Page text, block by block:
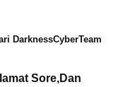
DarknessCyberTeam
Sore,Dan